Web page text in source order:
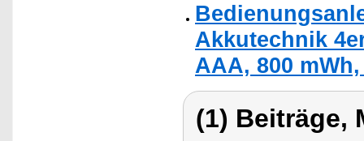
Akkutechnik
AAA, 800
(1) Beiträge,